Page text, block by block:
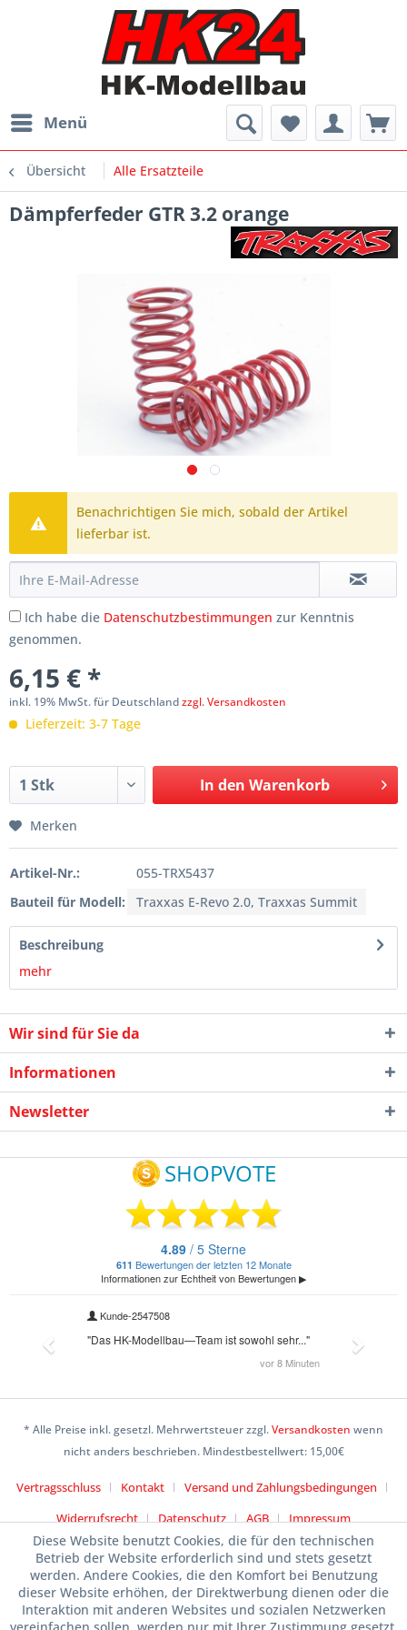
Menü
Übersicht Alle Ersatzteile
Dämpferfeder GTR 3.2 orange
Benachrichtigen Sie mich, sobald der Artikel
lieferbar ist.
Ich habe die Datenschutzbestimmungen zur Kenntnis
genommen.
6,15 € *
inkl. 19% MwSt. für Deutschlandzzgl. Versandkosten
Lieferzeit: 3-7 Tage
In den Warenkorb
Merken
Artikel-Nr.:
055-TRX5437
Bauteil für Modell:
Traxxas E-Revo 2.0, Traxxas Summit
Beschreibung
mehr
Wir sind für Sie da
Informationen
Newsletter
* Alle Preise inkl. gesetzl. Mehrwertsteuer zzgl.Versandkosten wenn
nicht anders beschrieben. Mindestbestellwert: 15,00€
Vertragsschluss Kontakt
Versand und Zahlungsbedingungen
Widerrufsrecht
Datenschutz AGB Impressum
Diese Website benutzt Cookies, die für den technischen
Betrieb der Website erforderlich sind und stets gesetzt
werden. Andere Cookies, die den Komfort bei Benutzung
dieser Website erhöhen, der Direktwerbung dienen oder die
Interaktion mit anderen Websites und sozialen Netzwerken